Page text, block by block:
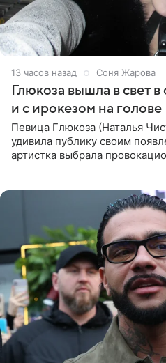
13 часов назад Соня Жарова
Глюкоза вышла в свет
и с ирокезом на голове
Певица Глюкоза (Наталья
удивила публику своим
артистка выбрала